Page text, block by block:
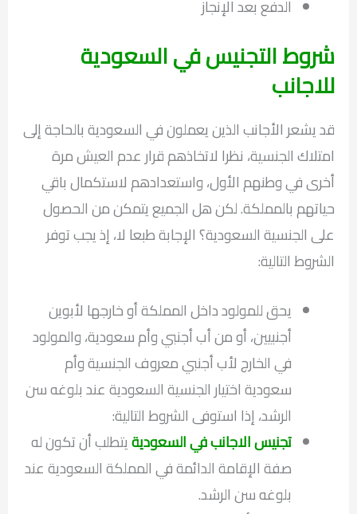
الدفع بعد الإنجاز
شروط التجنيس في السعودية
للاجانب
قد يشعر الأجانب الذين يعملون في السعودية بالحاجة إلى
امتلاك الجنسية، نظرا لاتخاذهم قرار عدم العيش مرة
أخرى في وطنهم الأول، واستعدادهم لاستكمال باقي
حياتهم بالمملكة. لكن هل الجميع يتمكن من الحصول
على الجنسية السعودية؟ الإجابة طبعا لا، إذ يجب توفر
الشروط التالية:
يحق للمولود داخل المملكة أو خارجها لأبوين
أجنبيين، أو من أب أجنبي وأم سعودية، والمولود
في الخارج لأب أجنبي معروف الجنسية وأم
سعودية اختيار الجنسية السعودية عند بلوغه سن
الرشد، إذا استوفى الشروط التالية:
تجنيس الاجانب في السعوديةيتطلب أن تكون له
صفة الإقامة الدائمة في المملكة السعودية عند
بلوغه سن الرشد.